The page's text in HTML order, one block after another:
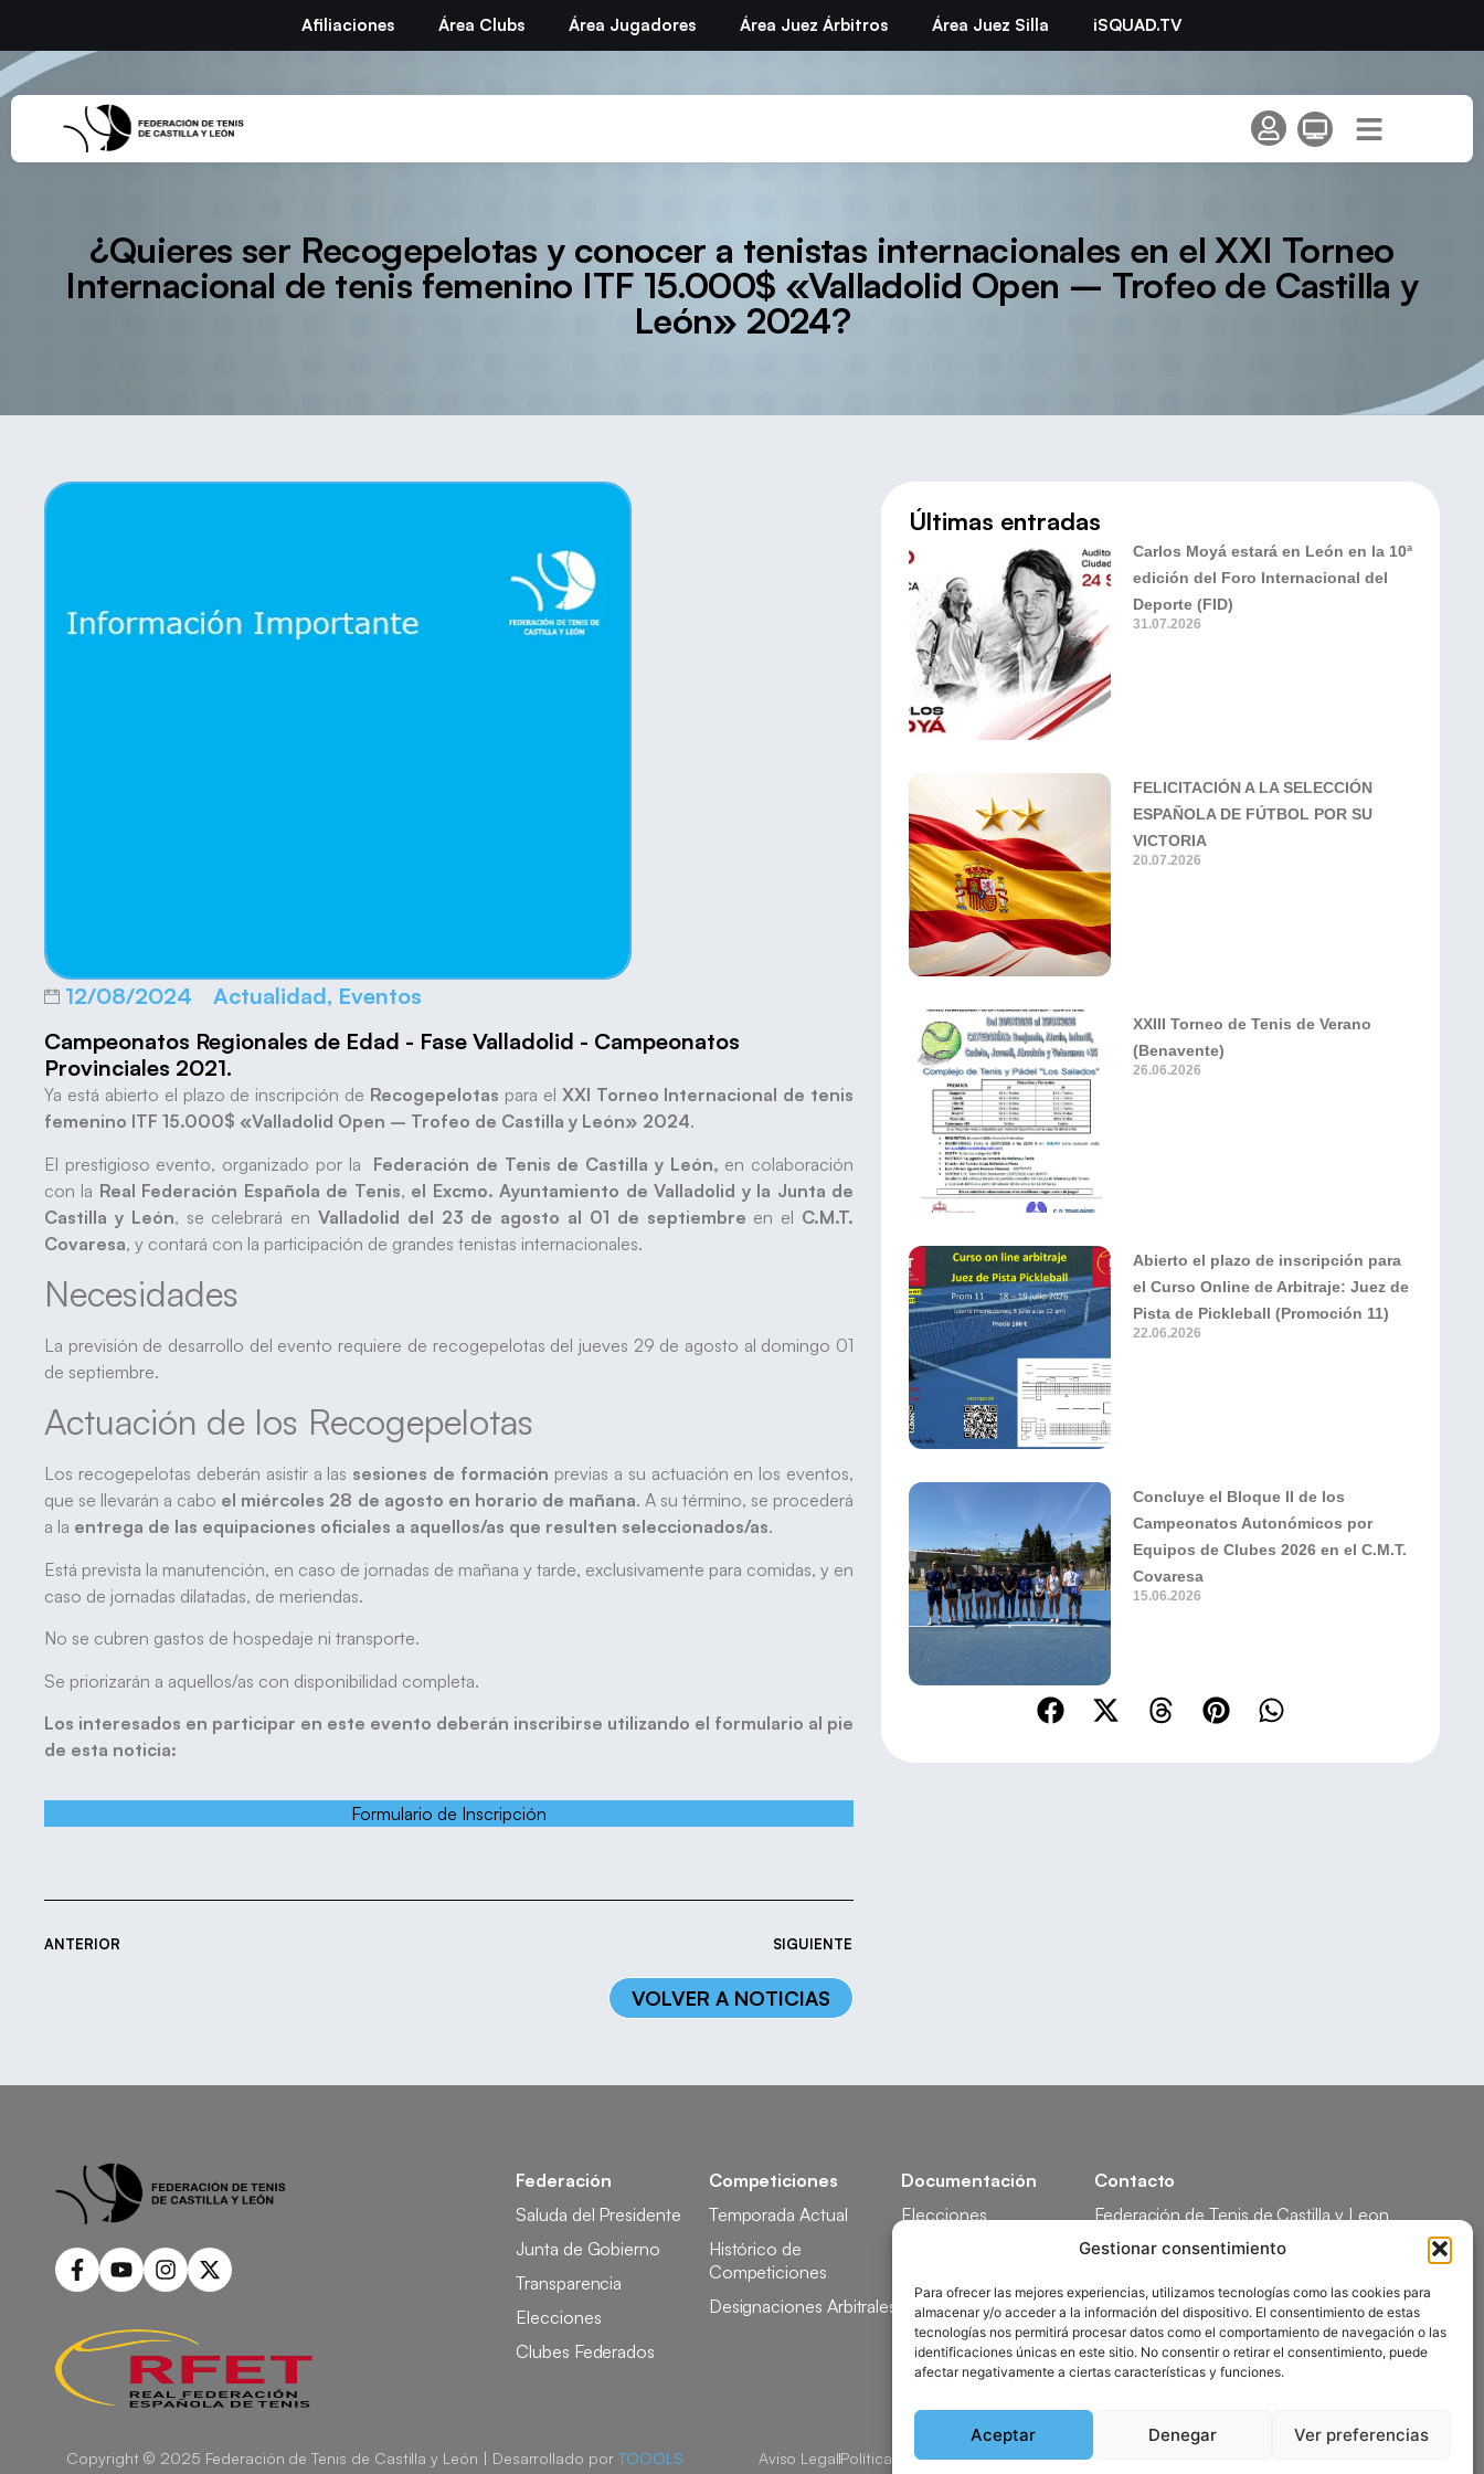
Gestionar consentimiento
Para ofrecer las mejores experiencias, utilizamos tecnologías como las cookies para
almacenar y/o acceder a la información del dispositivo. El consentimiento de estas
tecnologías nos permitirá procesar datos como el comportamiento de navegación o las
identificaciones únicas en este sitio. No consentir o retirar el consentimiento, puede
afectar negativamente a ciertas características y funciones.
Aceptar Denegar Ver preferencias
Afiliaciones Área Clubs Área Jugadores Área Juez Árbitros Área Juez Silla iSQUAD.TV
¿Quieres ser Recogepelotas y conocer a tenistas internacionales en el XXI Torneo
Internacional de tenis femenino ITF 15.000$ «Valladolid Open – Trofeo de Castilla y
León» 2024?
12/08/2024 Actualidad, Eventos
Campeonatos Regionales de Edad - Fase Valladolid - Campeonatos
Provinciales 2021.
Ya está abierto el plazo de inscripción de Recogepelotas para el XXI Torneo Internacional de tenis
femenino ITF 15.000$ «Valladolid Open – Trofeo de Castilla y León» 2024.
El prestigioso evento, organizado por la
Federación de Tenis de Castilla y León, en colaboración
con la Real Federación Española de Tenis, el Excmo. Ayuntamiento de Valladolid y la Junta de
Castilla y León, se celebrará en Valladolid del 23 de agosto al 01 de septiembre en el C.M.T.
Covaresa, y contará con la participación de grandes tenistas internacionales.
Necesidades
La previsión de desarrollo del evento requiere de recogepelotas del jueves 29 de agosto al domingo 01
de septiembre.
Actuación de los Recogepelotas
Los recogepelotas deberán asistir a las sesiones de formación previas a su actuación en los eventos,
que se llevarán a cabo el miércoles 28 de agosto en horario de mañana. A su término, se procederá
a la entrega de las equipaciones oficiales a aquellos/as que resulten seleccionados/as.
Está prevista la manutención, en caso de jornadas de mañana y tarde, exclusivamente para comidas, y en
caso de jornadas dilatadas, de meriendas.
No se cubren gastos de hospedaje ni transporte.
Se priorizarán a aquellos/as con disponibilidad completa.
Los interesados en participar en este evento deberán inscribirse utilizando el formulario al pie
de esta noticia:
Formulario de Inscripción
ANTERIOR SIGUIENTE
VOLVER A NOTICIAS
Últimas entradas
Carlos Moyá estará en León en la 10ª
edición del Foro Internacional del
Deporte (FID)
31.07.2026
FELICITACIÓN A LA SELECCIÓN
ESPAÑOLA DE FÚTBOL POR SU
VICTORIA
20.07.2026
XXIII Torneo de Tenis de Verano
(Benavente)
26.06.2026
Abierto el plazo de inscripción para
el Curso Online de Arbitraje: Juez de
Pista de Pickleball (Promoción 11)
22.06.2026
Concluye el Bloque II de los
Campeonatos Autonómicos por
Equipos de Clubes 2026 en el C.M.T.
Covaresa
15.06.2026
Federación
Saluda del Presidente
Junta de Gobierno
Transparencia
Elecciones
Clubes Federados
Competiciones
Temporada Actual
Histórico de
Competiciones
Designaciones Arbitrales
Documentación
Elecciones
Competición
Tecnificación
Docencia
Contacto
Federación de Tenis de Castilla y Leon
Calle Federico García Lorca, 1, 47008
Valladolid
comunicacion@ftcl.es
983 24 94 26
Copyright © 2025 Federación de Tenis de Castilla y León | Desarrollado por TOOOLS Aviso LegalPolítica de CookiesPolítica de Privacidad